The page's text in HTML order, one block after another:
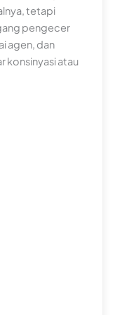
tetapi
pengecer
agen, dan
konsinyasi atau